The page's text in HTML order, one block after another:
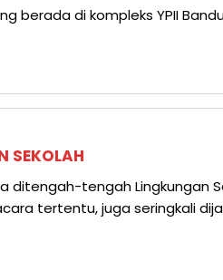
berada di kompleks YPII
SEKOLAH
ditengah-tengah Lingkungan
tertentu, juga seringkali